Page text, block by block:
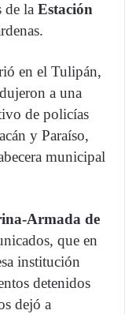
de la Estación
en el Tulipán,
a una
de policías
y Paraíso,
municipal
Armada de
que en
institución
detenidos
dejó a